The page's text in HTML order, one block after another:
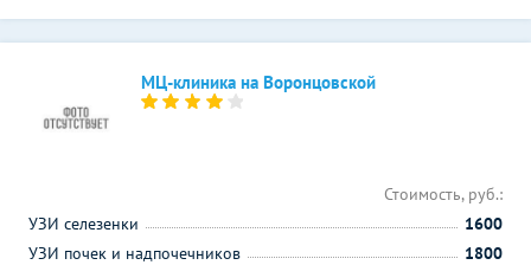
МЦ-клиника на Воронцовской
Стоимость, руб.:
УЗИ селезенки
1600
УЗИ почек и надпочечников
1800